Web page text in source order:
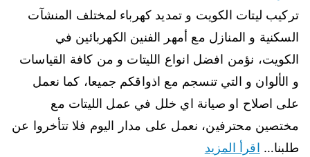
تركيب ليتات الكويت و تمديد كهرباء لمختلف المنشآت
السكنية و المنازل مع أمهر الفنين الكهربائين في
الكويت، نؤمن افضل انواع الليتات و من كافة القياسات
و الألوان و التي تنسجم مع اذواقكم جميعا، كما نعمل
على اصلاح او صيانة اي خلل في عمل الليتات مع
مختصين محترفين، نعمل على مدار اليوم فلا تتأخروا عن
طلبنا… اقرأ المزيد